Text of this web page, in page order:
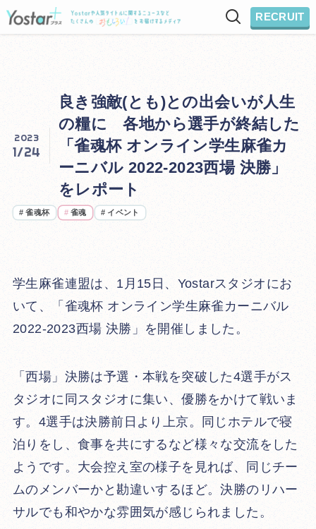
RECRUIT
良き強敵(とも)との出会いが人生
の糧に 各地から選手が終結した
「雀魂杯 オンライン学生麻雀カ
ーニバル 2022-2023西場 決勝」
をレポート
2023
1/24
# 雀魂杯 # 雀魂 # イベント
学生麻雀連盟は 、1月15日、Yostarスタジオにお
いて、「雀魂杯 オンライン学生麻雀カーニバル
2022-2023西場 決勝」を開催しました。
「西場」決勝は予選・本戦を突破した4選手がス
タジオに同スタジオに集い、優勝をかけて戦いま
す。4選手は決勝前日より上京。同じホテルで寝
泊りをし、食事を共にするなど様々な交流をした
ようです。大会控え室の様子を見れば、同じチー
ムのメンバーかと勘違いするほど。決勝のリハー
サルでも和やかな雰囲気が感じられました。